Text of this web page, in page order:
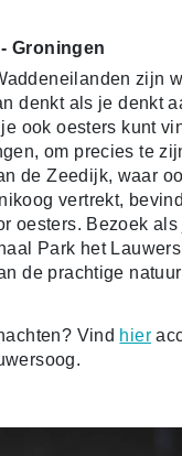
Groningen
zijn
denkt als je denkt
ook oesters kunt
om precies te
de Zeedijk, waar
vertrekt,
oesters. Bezoek als
Park het
de prachtige
Vind hier